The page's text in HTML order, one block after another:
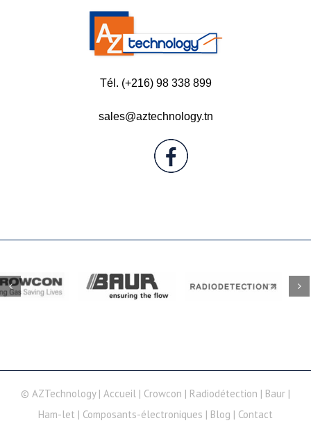
Tél. (+216) 98 338 899
sales@aztechnology.tn
© AZTechnology | Accueil | Crowcon | Radiodétection | Baur |
Ham-let | Composants-électroniques | Blog | Contact